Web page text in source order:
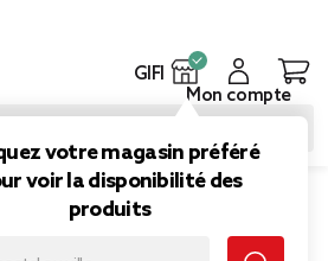
GIFI
votre magasin préféré
voir la disponibilité des
produits
Mon compte